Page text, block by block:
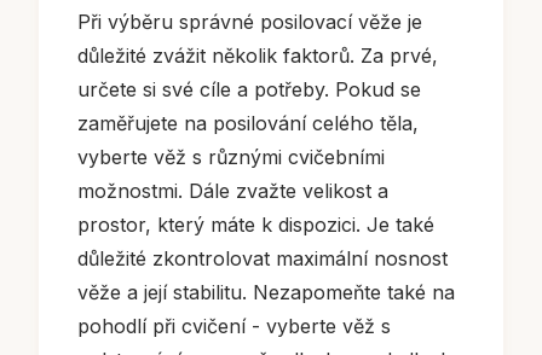
Při výběru správné posilovací věže je
důležité zvážit několik faktorů. Za prvé,
určete si své cíle a potřeby. Pokud se
zaměřujete na posilování celého těla,
vyberte věž s různými cvičebními
možnostmi. Dále zvažte velikost a
prostor, který máte k dispozici. Je také
důležité zkontrolovat maximální nosnost
věže a její stabilitu. Nezapomeňte také na
pohodlí při cvičení - vyberte věž s